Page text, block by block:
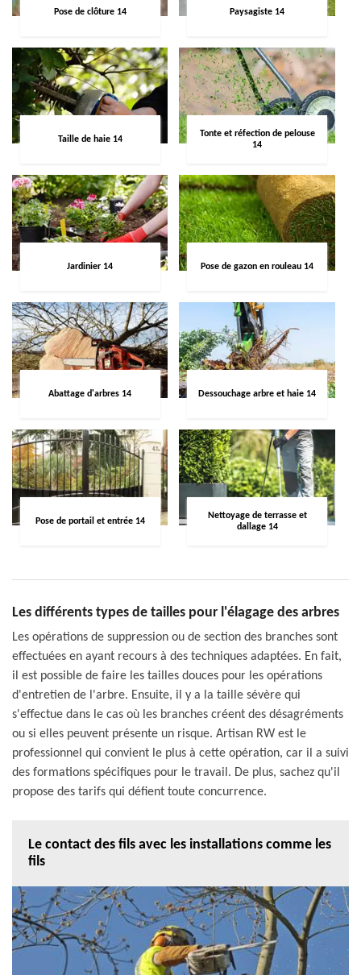
Pose de clôture 14 Paysagiste 14
Taille de haie 14
Tonte et réfection de pelouse
14
Jardinier 14 Pose de gazon en rouleau 14
Abattage d'arbres 14 Dessouchage arbre et haie 14
Pose de portail et entrée 14
Nettoyage de terrasse et
dallage 14
Les différents types de tailles pour l'élagage des arbres
Les opérations de suppression ou de section des branches sont
effectuées en ayant recours à des techniques adaptées. En fait,
il est possible de faire les tailles douces pour les opérations
d'entretien de l'arbre. Ensuite, il y a la taille sévère qui
s'effectue dans le cas où les branches créent des désagréments
ou si elles peuvent présente un risque. Artisan RW est le
professionnel qui convient le plus à cette opération, car il a suivi
des formations spécifiques pour le travail. De plus, sachez qu'il
propose des tarifs qui défient toute concurrence.
Le contact des fils avec les installations comme les
fils